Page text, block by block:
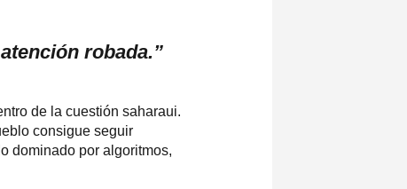
robada.”
de la cuestión saharaui.
consigue seguir
dominado por algoritmos,